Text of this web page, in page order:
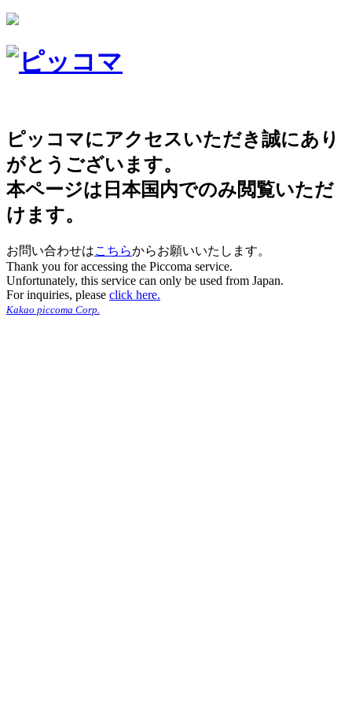
ピッコマにアクセスいただき誠にあり
がとうございます。
本ページは日本国内でのみ閲覧いただ
けます。
お問い合わせはこちらからお願いいたします。
Thank you for accessing the Piccoma service.
Unfortunately, this service can only be used from Japan.
For inquiries, please click here.
Kakao piccoma Corp.